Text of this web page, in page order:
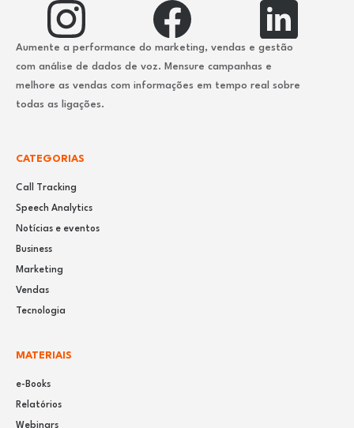
Aumente a performance do marketing, vendas e gestão
com análise de dados de voz. Mensure campanhas e
melhore as vendas com informações em tempo real sobre
todas as ligações.
CATEGORIAS
Call Tracking
Speech Analytics
Notícias e eventos
Business
Marketing
Vendas
Tecnologia
MATERIAIS
e-Books
Relatórios
Webinars